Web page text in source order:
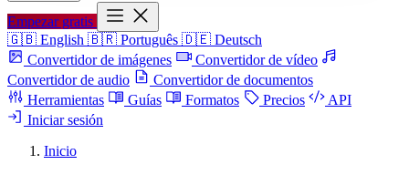
Empezar gratis
🇬🇧 English 🇧🇷 Português 🇩🇪 Deutsch
Convertidor de imágenes
Convertidor de vídeo
Convertidor de audio
Convertidor de documentos
Herramientas
Guías Formatos Precios
API
Iniciar sesión
Inicio